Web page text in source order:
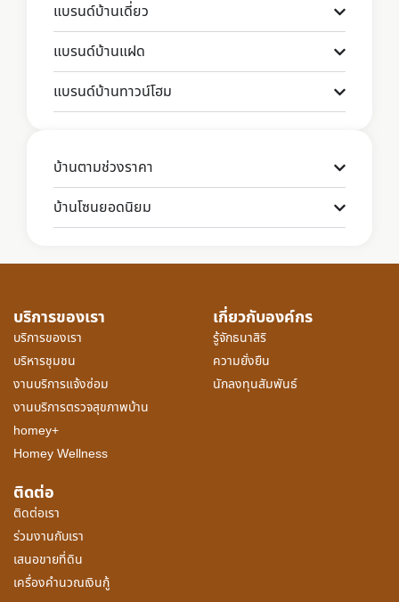
แบรนด์บ้านเดี่ยว
แบรนด์บ้านแฝด
แบรนด์บ้านทาวน์โฮม
บ้านตามช่วงราคา
บ้านโซนยอดนิยม
บริการของเรา
บริการของเรา
บริหารชุมชน
งานบริการแจ้งซ่อม
งานบริการตรวจสุขภาพบ้าน
homey+
Homey Wellness
เกี่ยวกับองค์กร
รู้จักธนาสิริ
ความยั่งยืน
นักลงทุนสัมพันธ์
ติดต่อ
ติดต่อเรา
ร่วมงานกับเรา
เสนอขายที่ดิน
เครื่องคำนวณเงินกู้